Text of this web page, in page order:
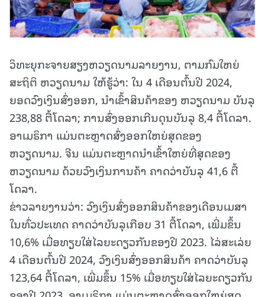
ວິທະຍຸກະຈາຍສຽງຫວຽດນາມລາຍງານ, ຕາມກົມໃຫຍ່
ສະຖິຕິ ຫວຽດນາມ ໃຫ້ຮູ້ວ່າ: ໃນ 4 ເດືອນຕົ້ນປີ 2024,
ຍອດວົງເງິນສົ່ງອອກ, ນຳເຂົ້າສິນຄ້າຂອງ ຫວຽດນາມ ບັນລຸ
238,88 ຕື້ໂດລາ; ການສົ່ງອອກເກີນດຸນບັນລຸ 8,4 ຕື້ໂດລາ.
ອາເມຣິກາ ແມ່ນຕະຫຼາດສົ່ງອອກໃຫຍ່ສຸດຂອງ
ຫວຽດນາມ. ຈີນ ແມ່ນຕະຫຼາດນຳເຂົ້າໃຫຍ່ທີ່ສຸດຂອງ
ຫວຽດນາມ ດ້ວຍວົງເງິນການຄ້າ ຄາດວ່າບັນລຸ 41,6 ຕື້
ໂດລາ.
ຂ່າວລາຍງານວ່າ: ວົງເງິນສົ່ງອອກສິນຄ້າຂອງເດືອນເມສາ
ໃນທົ່ວປະເທດ ຄາດວ່າບັນລຸເກືອບ 31 ຕື້ໂດລາ, ເພີ່ມຂຶ້ນ
10,6% ເມື່ອທຽບໃສ່ໄລຍະດຽວກັນຂອງປີ 2023. ໄລ່ສະເລ່ຍ
4 ເດືອນຕົ້ນປີ 2024, ວົງເງິນສົ່ງອອກສິນຄ້າ ຄາດວ່າບັນລຸ
123,64 ຕື້ໂດລາ, ເພີ່ມຂຶ້ນ 15% ເມື່ອທຽບໃສ່ໄລຍະດຽວກັນ